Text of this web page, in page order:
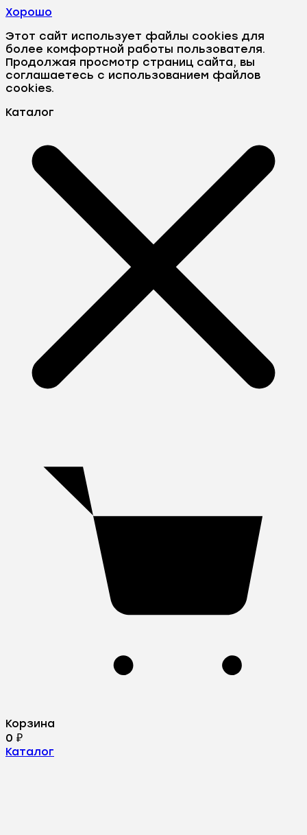
Хорошо
Этот сайт использует файлы cookies для
более комфортной работы пользователя.
Продолжая просмотр страниц сайта, вы
соглашаетесь с использованием файлов
cookies.
Каталог
Корзина
0 ₽
Каталог